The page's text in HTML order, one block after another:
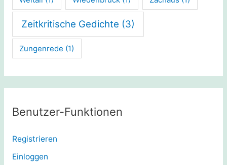
Zeitkritische Gedichte (3)
Zungenrede (1)
Benutzer-Funktionen
Registrieren
Einloggen